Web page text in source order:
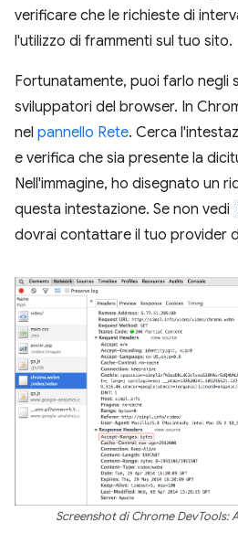
verificare che le richieste di
l'utilizzo di frammenti sul tuo sito.
Fortunatamente, puoi farlo negli
sviluppatori del browser. In
nel pannello Rete. Cerca
e verifica che sia presente la
Nell'immagine, ho disegnato un
questa intestazione. Se non vedi
dovrai contattare il tuo provider
Screenshot di Chrome DevTools: